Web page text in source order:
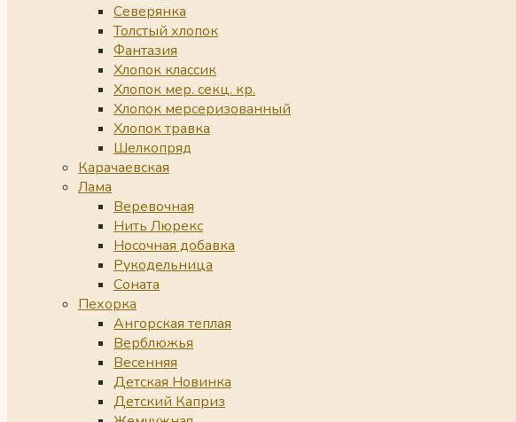
Северянка
Толстый хлопок
Фантазия
Хлопок классик
Хлопок мер. секц. кр.
Хлопок мерсеризованный
Хлопок травка
Шелкопряд
Карачаевская
Лама
Веревочная
Нить Люрекс
Носочная добавка
Рукодельница
Соната
Пехорка
Ангорская теплая
Верблюжья
Весенняя
Детская Новинка
Детский Каприз